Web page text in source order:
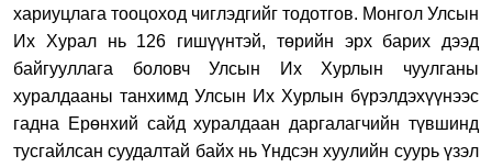
хариуцлага тооцоход чиглэдгийг тодотгов. Монгол Улсын
Их Хурал нь 126 гишүүнтэй, төрийн эрх барих дээд
байгууллага боловч Улсын Их Хурлын чуулганы
хуралдааны танхимд Улсын Их Хурлын бүрэлдэхүүнээс
гадна Ерөнхий сайд хуралдаан даргалагчийн түвшинд
тусгайлсан суудалтай байх нь Үндсэн хуулийн суурь үзэл